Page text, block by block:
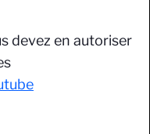
devez en autoriser